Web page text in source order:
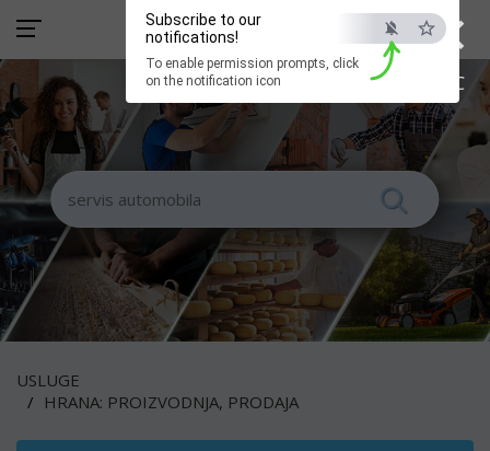
×
ESC
Subscribe to our
notifications!
To enable permission prompts, click
on the notification icon
USLUGE
HRANA: PROIZVODNJA, PRODAJA